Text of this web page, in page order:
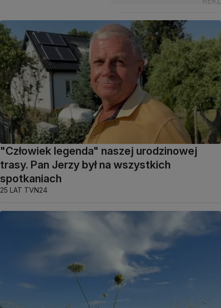
"Człowiek legenda" naszej urodzinowej
trasy. Pan Jerzy był na wszystkich
spotkaniach
25 LAT TVN24